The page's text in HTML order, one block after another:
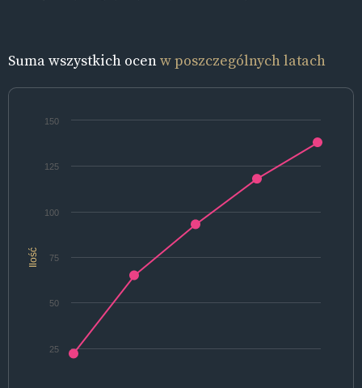
Suma wszystkich ocenw poszczególnych latach
Ilość
25
50
75
100
125
150